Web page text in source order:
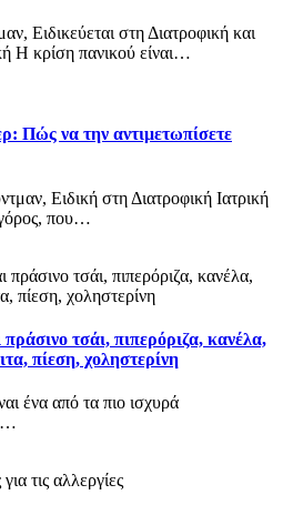
Ειδικεύεται στη Διατροφική και
Η κρίση πανικού είναι…
Πώς να την αντιμετωπίσετε
Ειδική στη Διατροφική Ιατρική
που…
τσάι, πιπερόριζα, κανέλα,
πίεση, χοληστερίνη
ένα από τα πιο ισχυρά
…